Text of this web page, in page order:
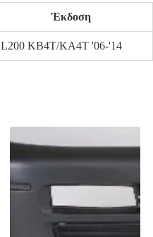
Έκδοση
L200 KB4T/KA4T '06-'14